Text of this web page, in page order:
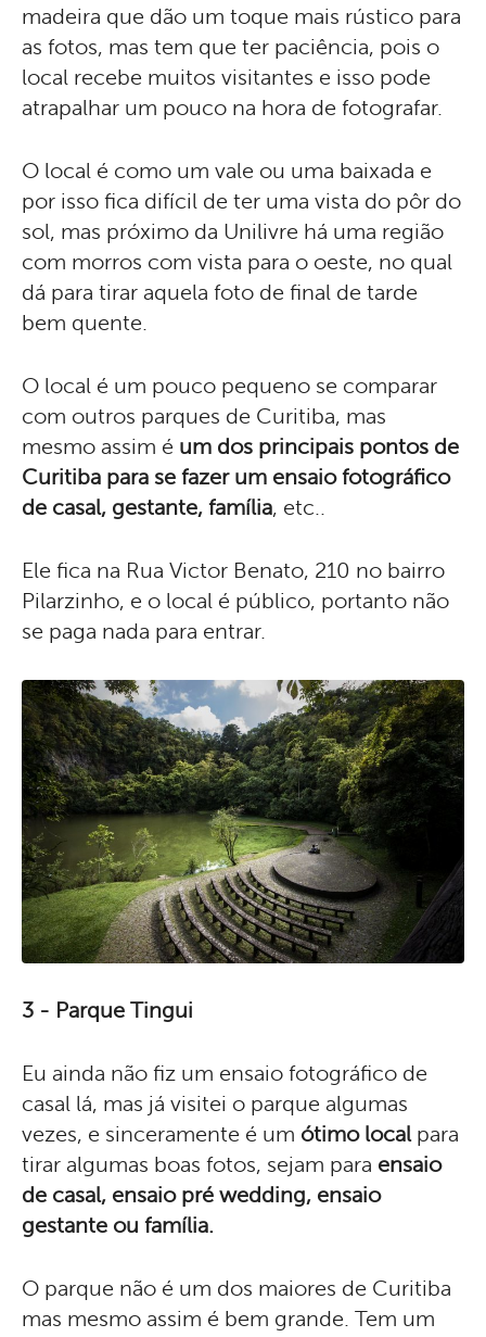
madeira que dão um toque mais rústico para
as fotos, mas tem que ter paciência, pois o
local recebe muitos visitantes e isso pode
atrapalhar um pouco na hora de fotografar.
O local é como um vale ou uma baixada e
por isso fica difícil de ter uma vista do pôr do
sol, mas próximo da Unilivre há uma região
com morros com vista para o oeste, no qual
dá para tirar aquela foto de final de tarde
bem quente.
O local é um pouco pequeno se comparar
com outros parques de Curitiba, mas
mesmo assim é um dos principais pontos de
Curitiba para se fazer um ensaio fotográfico
de casal, gestante, família, etc..
Ele fica na Rua Victor Benato, 210 no bairro
Pilarzinho, e o local é público, portanto não
se paga nada para entrar.
3 - Parque Tingui
Eu ainda não fiz um ensaio fotográfico de
casal lá, mas já visitei o parque algumas
vezes, e sinceramente é um ótimo local para
tirar algumas boas fotos, sejam para ensaio
de casal, ensaio pré wedding, ensaio
gestante ou família.
O parque não é um dos maiores de Curitiba
mas mesmo assim é bem grande. Tem um